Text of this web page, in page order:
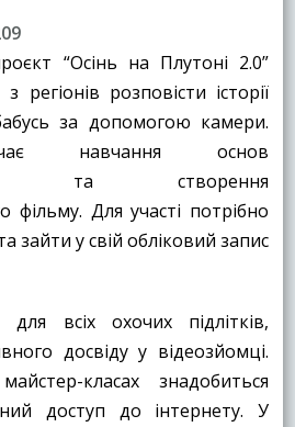
“Осінь на Плутоні 2.0”
регіонів розповісти історії
за допомогою камери.
навчання основ
та створення
фільму. Для участі потрібно
зайти у свій обліковий запис
всіх охочих підлітків,
досвіду у відеозйомці.
класах знадобиться
доступ до інтернету. У